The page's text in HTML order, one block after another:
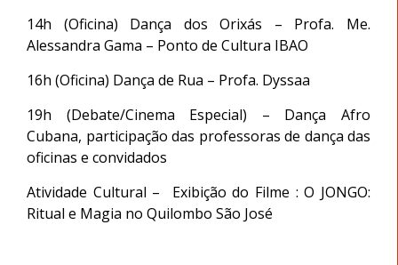
14h (Oficina) Dança dos Orixás – Profa. Me.
Alessandra Gama – Ponto de Cultura IBAO
16h (Oficina) Dança de Rua – Profa. Dyssaa
19h (Debate/Cinema Especial) – Dança Afro
Cubana, participação das professoras de dança das
oficinas e convidados
Atividade Cultural – Exibição do Filme : O JONGO:
Ritual e Magia no Quilombo São José